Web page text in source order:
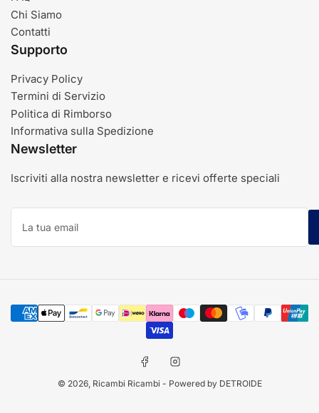
Chi Siamo
Contatti
Supporto
Privacy Policy
Termini di Servizio
Politica di Rimborso
Informativa sulla Spedizione
Newsletter
Iscriviti alla nostra newsletter e ricevi offerte speciali
La
tua
Modalità
di
pagamento
FacebookInstagram
© 2026, Ricambi Ricambi - Powered by DETROIDE